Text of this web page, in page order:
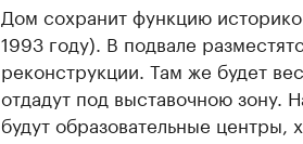
Дом сохранит функцию
1993 году). В подвале
реконструкции. Там же будет
отдадут под выставочною зону.
будут образовательные центры,